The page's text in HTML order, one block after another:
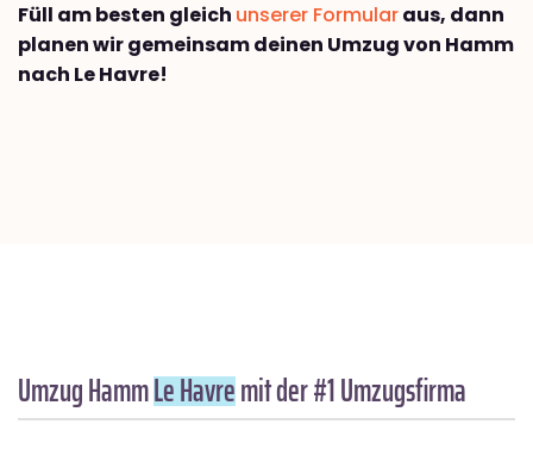
Füll am besten gleich unserer Formularaus, dann
planen wir gemeinsam deinen Umzug von Hamm
nach Le Havre!
Umzug HammLe Havremit der #1 Umzugsfirma